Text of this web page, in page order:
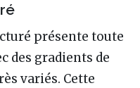
présente toute
des gradients de
variés. Cette